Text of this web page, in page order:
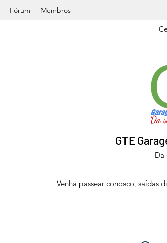
Fórum Membros
GTE
Da
Venha passear conosco, saídas